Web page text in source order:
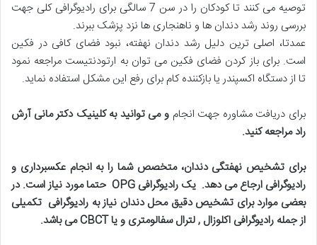
توصیه می کنند تا کودکان را در سن 7 سالگی برای رادیوگرافی کلی جهت
بررسی روند رشد دندان ها و ناهنجاری ها نزد پزشک ببرند.
عمدتا، اصلی ترین دلیل رشد دندان نهفته، نبود فضای کافی در فکین
است. برای باز کردن فضای فکین می توان به ارتودنتیست مراجعه نمود
تا از دستگاه اکسپندر یا بازکننده کام برای رفع این مشکل استفاده نماید.
برای دریافت مشاوره جهت انجام و می توانید به کلینیک دکتر مانی آرش
راد مراجعه کنید.
برای تشخیص نهفتگی دندان، متخصص شما را به انجام عکسبرداری و
رادیوگرافی ارجاع می دهد. یک رادیوگرافی
حتما مورد نیاز است. در
بعضی موارد برای تشخیص دقیق محل دندان نیاز به رادیوگرافی تکمیلی
از جمله رادیوگرافی اکلوزال , لترال سفالومتری و یاCBCT می باشد.